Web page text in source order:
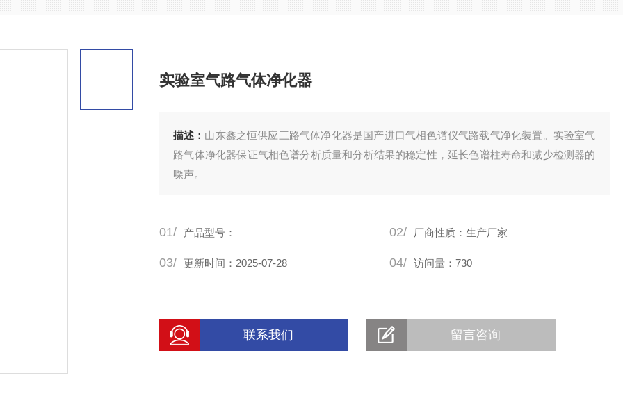
实验室气路气体净化器
描述： 山东鑫之恒供应三路气体净化器是国产进口气相色谱仪气路载气净化装置。实验室气
路气体净化器保证气相色谱分析质量和分析结果的稳定性，延长色谱柱寿命和减少检测器的
噪声。
01/ 产品型号： 02/ 厂商性质：生产厂家
03/ 更新时间：2025-07-28 04/ 访问量：730
联系我们 留言咨询